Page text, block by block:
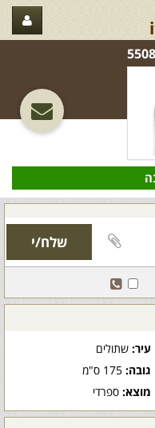
עיר:שתולים
גובה:175 ס"מ
מוצא:ספרדי